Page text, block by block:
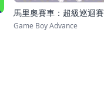
馬里奧賽車：超級巡迴賽
Game Boy Advance